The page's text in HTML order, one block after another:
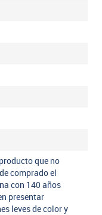
que no
comprado el
con 140 años
presentar
leves de color y